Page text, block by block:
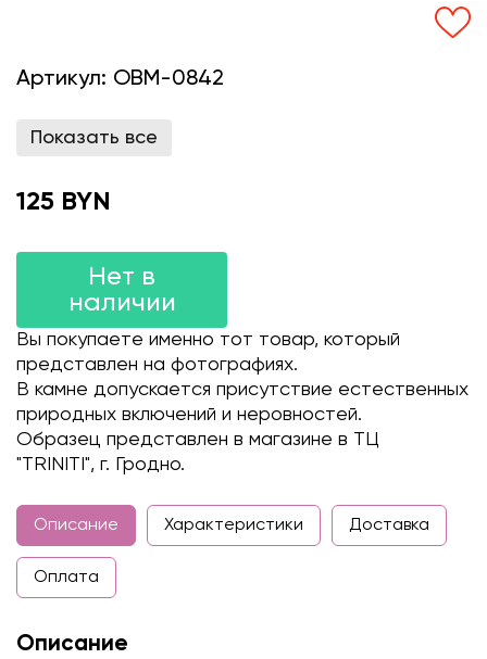
Артикул: OBM-0842
Показать все
125 BYN
Нет в
наличии
Вы покупаете именно тот товар, который
представлен на фотографиях.
В камне допускается присутствие естественных
природных включений и неровностей.
Образец представлен в магазине в ТЦ
"TRINITI", г. Гродно.
Описание Характеристики Доставка
Оплата
Описание